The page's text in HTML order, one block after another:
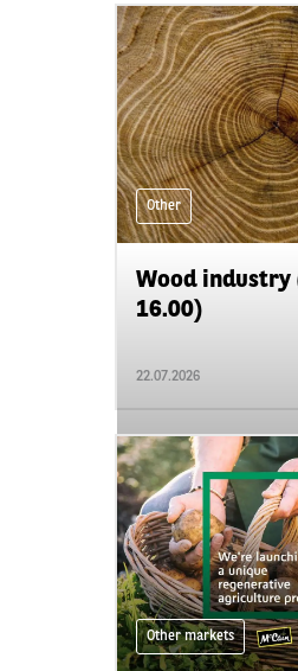
Other
Wood industry
16.00)
22.07.2026
Other markets